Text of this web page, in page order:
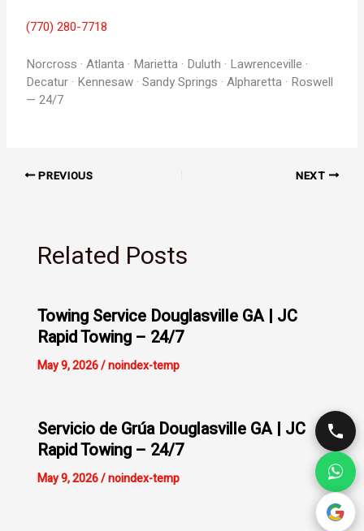
(770) 280-7718
Norcross · Atlanta · Marietta · Duluth · Lawrenceville ·
Decatur · Kennesaw · Sandy Springs · Alpharetta · Roswell
— 24/7
PREVIOUS NEXT
Related Posts
Towing Service Douglasville GA | JC
Rapid Towing – 24/7
May 9, 2026/noindex-temp
Servicio de Grúa Douglasville GA | JC
Rapid Towing – 24/7
May 9, 2026/noindex-temp